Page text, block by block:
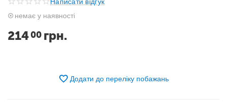
немає у наявності
21400 грн.
Додати до переліку побажань